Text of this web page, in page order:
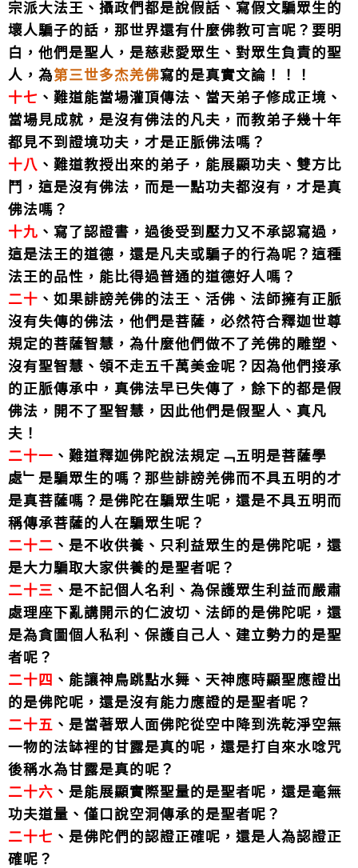
宗派大法王、攝政們都是說假話、寫假文騙眾生的
壞人騙子的話，那世界還有什麼佛教可言呢？要明
白，他們是聖人，是慈悲愛眾生、對眾生負責的聖
人，為第三世多杰羌佛寫的是真實文論！！！
十七 、難道能當場灌頂傳法、當天弟子修成正境、
當場見成就，是沒有佛法的凡夫，而教弟子幾十年
都見不到證境功夫，才是正脈佛法嗎？
十八 、難道教授出來的弟子，能展顯功夫、雙方比
鬥，這是沒有佛法，而是一點功夫都沒有，才是真
佛法嗎？
十九 、寫了認證書，過後受到壓力又不承認寫過，
這是法王的道德，還是凡夫或騙子的行為呢？這種
法王的品性，能比得過普通的道德好人嗎？
二十 、如果誹謗羌佛的法王、活佛、法師擁有正脈
沒有失傳的佛法，他們是菩薩，必然符合釋迦世尊
規定的菩薩智慧，為什麼他們做不了羌佛的雕塑、
沒有聖智慧、領不走五千萬美金呢？因為他們接承
的正脈傳承中，真佛法早已失傳了，餘下的都是假
佛法，開不了聖智慧，因此他們是假聖人、真凡
夫！
二十一 、難道釋迦佛陀說法規定﹁五明是菩薩學
處﹂是騙眾生的嗎？那些誹謗羌佛而不具五明的才
是真菩薩嗎？是佛陀在騙眾生呢，還是不具五明而
稱傳承菩薩的人在騙眾生呢？
二十二 、是不收供養、只利益眾生的是佛陀呢，還
是大力騙取大家供養的是聖者呢？
二十三 、是不記個人名利、為保護眾生利益而嚴肅
處理座下亂講開示的仁波切、法師的是佛陀呢，還
是為貪圖個人私利、保護自己人、建立勢力的是聖
者呢？
二十四 、能讓神鳥跳點水舞、天神應時顯聖應證出
的是佛陀呢，還是沒有能力應證的是聖者呢？
二十五 、是當著眾人面佛陀從空中降到洗乾淨空無
一物的法缽裡的甘露是真的呢，還是打自來水唸咒
後稱水為甘露是真的呢？
二十六 、是能展顯實際聖量的是聖者呢，還是毫無
功夫道量、僅口說空洞傳承的是聖者呢？
二十七 、是佛陀們的認證正確呢，還是人為認證正
確呢？